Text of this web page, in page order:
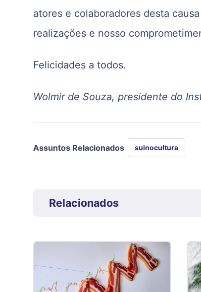
atores e colaboradores desta
realizações e nosso
Felicidades a todos.
Wolmir de Souza, presidente do
Assuntos Relacionados suinocultura
Relacionados